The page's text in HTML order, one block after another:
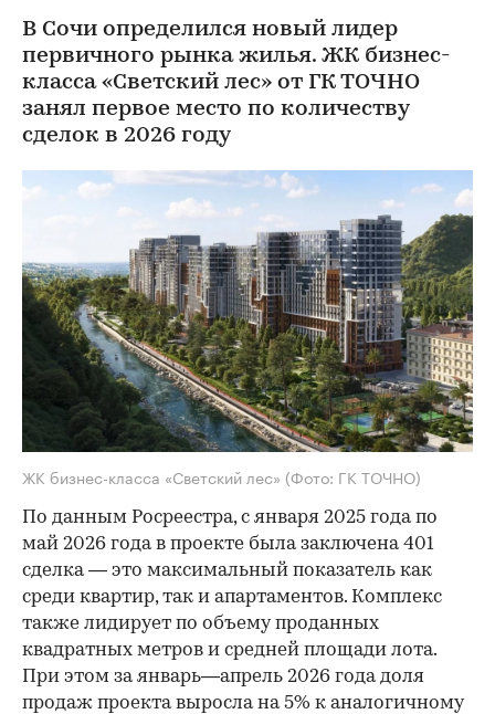
В Сочи определился новый лидер
первичного рынка жилья. ЖК бизнес-
класса «Светский лес» от ГК ТОЧНО
занял первое место по количеству
сделок в 2026 году
ЖК бизнес-класса «Светский лес» (Фото: ГК ТОЧНО)
По данным Росреестра, с января 2025 года по
май 2026 года в проекте была заключена 401
сделка — это максимальный показатель как
среди квартир, так и апартаментов. Комплекс
также лидирует по объему проданных
квадратных метров и средней площади лота.
При этом за январь—апрель 2026 года доля
продаж проекта выросла на 5% к аналогичному